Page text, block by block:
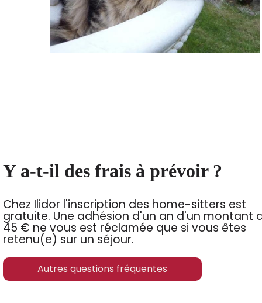
Y a-t-il des frais à prévoir ?
Chez Ilidor l'inscription des home-sitters est
gratuite. Une adhésion d'un an d'un montant
45 € ne vous est réclamée que si vous êtes
retenu(e) sur un séjour.
Autres questions fréquentes